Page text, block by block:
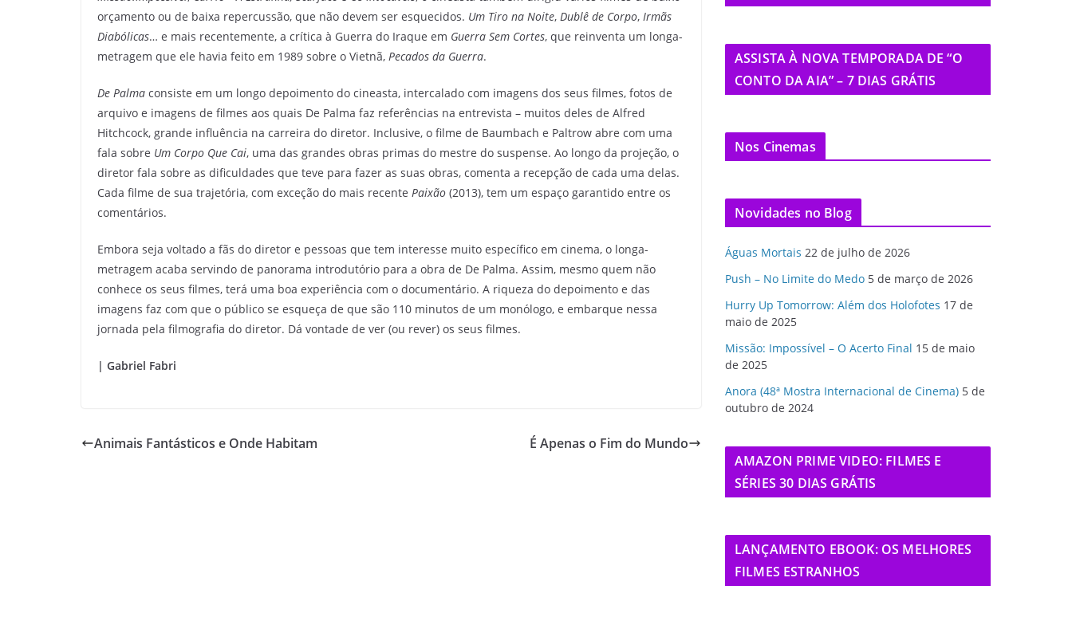
orçamento ou de baixa repercussão, que não devem ser esquecidos. Um Tiro na Noite, Dublê de Corpo, Irmãs
Diabólicas… e mais recentemente, a crítica à Guerra do Iraque em Guerra Sem Cortes, que reinventa um longa-
metragem que ele havia feito em 1989 sobre o Vietnã, Pecados da Guerra.
De Palma consiste em um longo depoimento do cineasta, intercalado com imagens dos seus filmes, fotos de
arquivo e imagens de filmes aos quais De Palma faz referências na entrevista – muitos deles de Alfred
Hitchcock, grande influência na carreira do diretor. Inclusive, o filme de Baumbach e Paltrow abre com uma
fala sobre Um Corpo Que Cai, uma das grandes obras primas do mestre do suspense. Ao longo da projeção, o
diretor fala sobre as dificuldades que teve para fazer as suas obras, comenta a recepção de cada uma delas.
Cada filme de sua trajetória, com exceção do mais recente Paixão (2013), tem um espaço garantido entre os
comentários.
Embora seja voltado a fãs do diretor e pessoas que tem interesse muito específico em cinema, o longa-
metragem acaba servindo de panorama introdutório para a obra de De Palma. Assim, mesmo quem não
conhece os seus filmes, terá uma boa experiência com o documentário. A riqueza do depoimento e das
imagens faz com que o público se esqueça de que são 110 minutos de um monólogo, e embarque nessa
jornada pela filmografia do diretor. Dá vontade de ver (ou rever) os seus filmes.
| Gabriel Fabri
Animais Fantásticos e Onde Habitam É Apenas o Fim do Mundo
ASSISTA À NOVA TEMPORADA DE “O
CONTO DA AIA” – 7 DIAS GRÁTIS
Nos Cinemas
Novidades no Blog
Águas Mortais 22 de julho de 2026
Push – No Limite do Medo 5 de março de 2026
Hurry Up Tomorrow: Além dos Holofotes 17 de
maio de 2025
Missão: Impossível – O Acerto Final 15 de maio
de 2025
Anora (48ª Mostra Internacional de Cinema) 5 de
outubro de 2024
AMAZON PRIME VIDEO: FILMES E
SÉRIES 30 DIAS GRÁTIS
LANÇAMENTO EBOOK: OS MELHORES
FILMES ESTRANHOS